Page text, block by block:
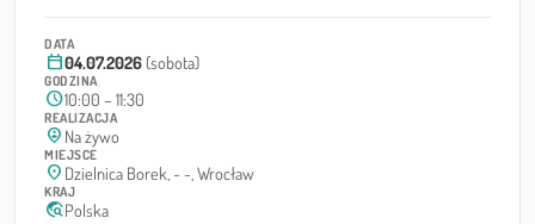
DATA
calendar_today04.07.2026 (sobota)
GODZINA
schedule10:00 – 11:30
REALIZACJA
person_pin_circle Na żywo
MIEJSCE
location_on Dzielnica Borek, - -, Wrocław
KRAJ
travel_explorePolska